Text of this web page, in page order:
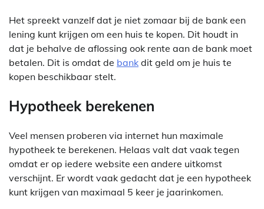
Het spreekt vanzelf dat je niet zomaar bij de bank een
lening kunt krijgen om een huis te kopen. Dit houdt in
dat je behalve de aflossing ook rente aan de bank moet
betalen. Dit is omdat de bank dit geld om je huis te
kopen beschikbaar stelt.
Hypotheek berekenen
Veel mensen proberen via internet hun maximale
hypotheek te berekenen. Helaas valt dat vaak tegen
omdat er op iedere website een andere uitkomst
verschijnt. Er wordt vaak gedacht dat je een hypotheek
kunt krijgen van maximaal 5 keer je jaarinkomen.